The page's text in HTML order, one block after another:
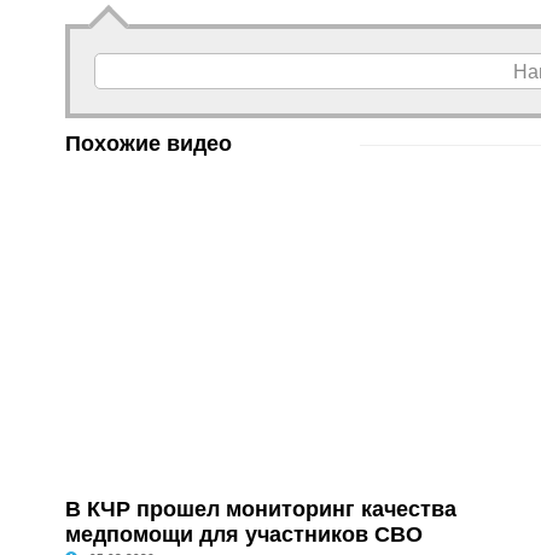
Похожие видео
В КЧР прошел мониторинг качества
медпомощи для участников СВО